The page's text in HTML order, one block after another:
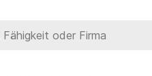
oder Firma